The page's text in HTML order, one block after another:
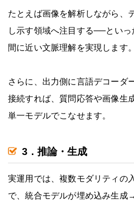
たとえば画像を解析しながら、
し示す領域へ注目する──といっ
間に近い文脈理解を実現します。
さらに、出力側に言語デコーダ
接続すれば、質問応答や画像生
単一モデルでこなせます。
3．推論・生成
実運用では、複数モダリティの
で、統合モデルが埋め込み生成